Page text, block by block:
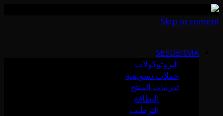
Skip to content
SESDERMA
البروتوكولات
حملات تسويقية
تدريبات المنتج
النظافة
الترطيب